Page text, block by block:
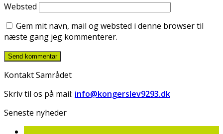
Websted
Gem mit navn, mail og websted i denne browser til
næste gang jeg kommenterer.
Kontakt Samrådet
Skriv til os på mail: info@kongerslev9293.dk
Seneste nyheder